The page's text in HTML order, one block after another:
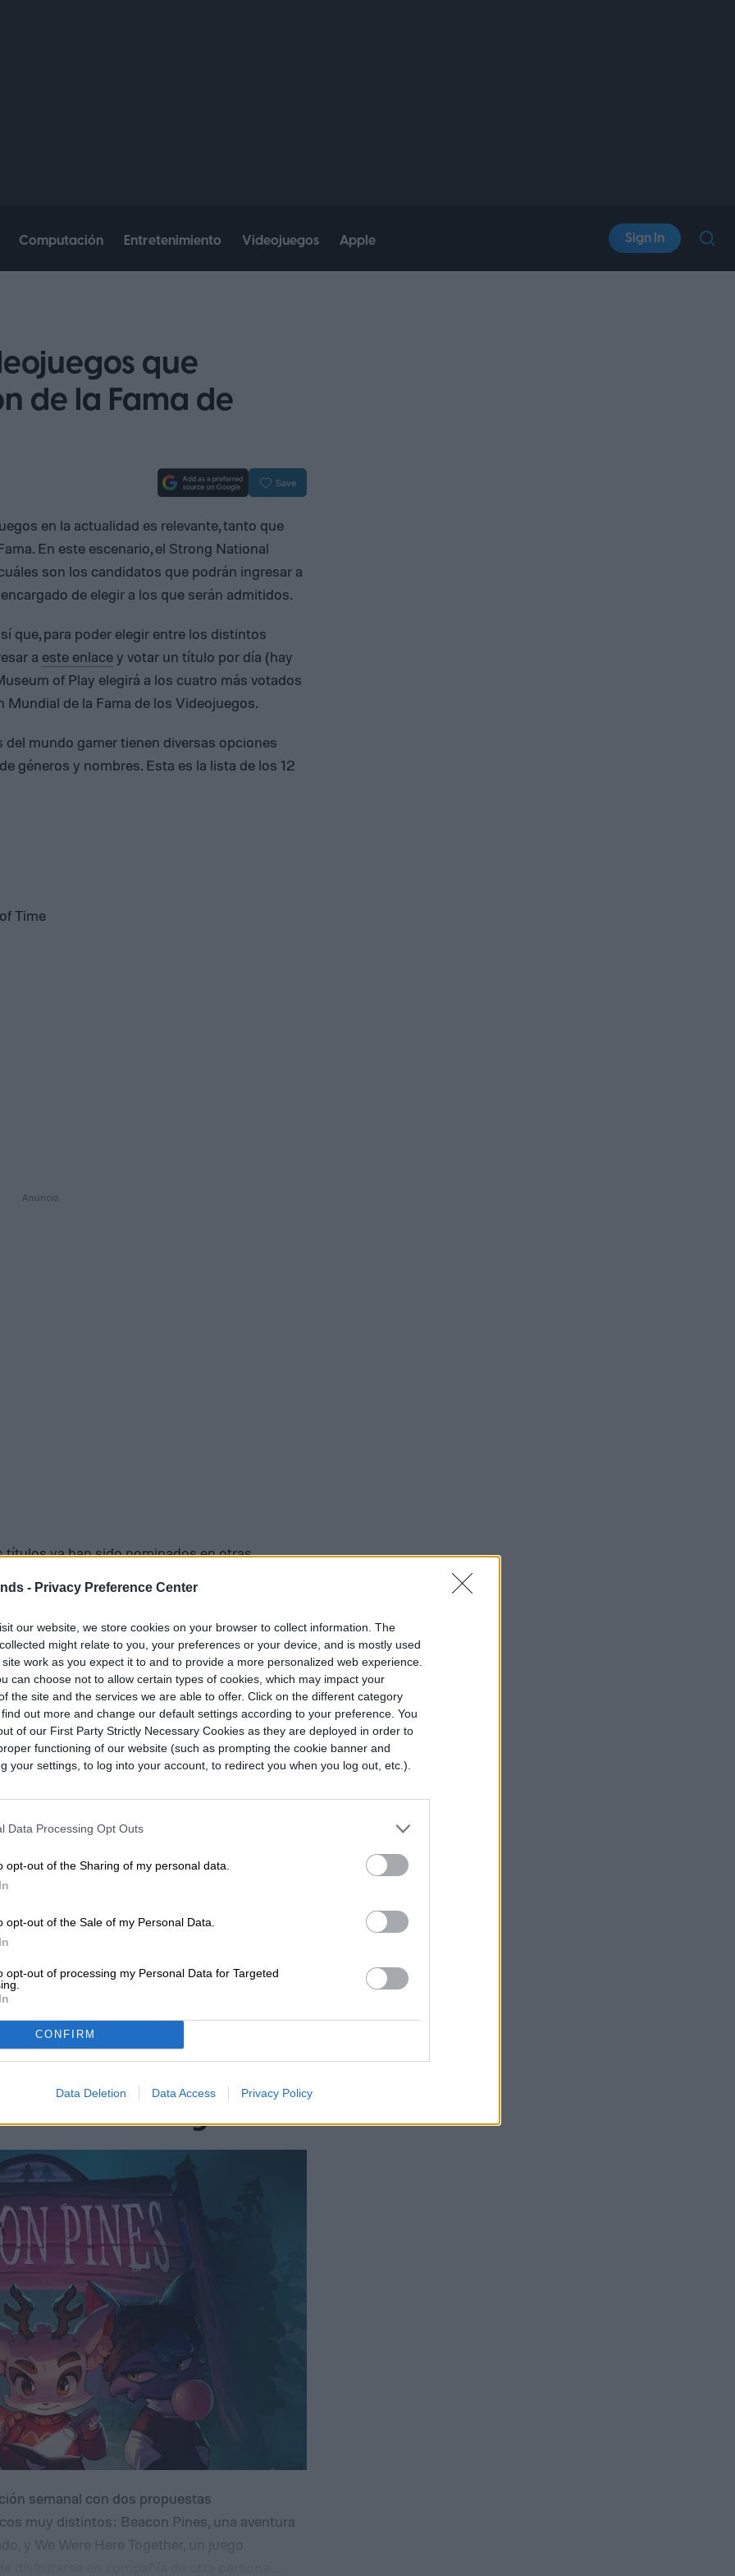
- Privacy Preference Center
our website, we store cookies on your browser to collect information. The
might relate to you, your preferences or your device, and is mostly used
work as you expect it to and to provide a more personalized web experience.
can choose not to allow certain types of cookies, which may impact your
the site and the services we are able to offer. Click on the different category
out more and change our default settings according to your preference. You
of our First Party Strictly Necessary Cookies as they are deployed in order to
functioning of our website (such as prompting the cookie banner and
your settings, to log into your account, to redirect you when you log out, etc.).
Data Processing Opt Outs
opt-out of the Sharing of my personal data.
opt-out of the Sale of my Personal Data.
opt-out of processing my Personal Data for Targeted
CONFIRM
Data Deletion Data Access Privacy Policy
Computación Entretenimiento Videojuegos Apple Sign In
que
de la Fama de
Save
en la actualidad es relevante, tanto que
En este escenario, el Strong National
son los candidatos que podrán ingresar a
de elegir a los que serán admitidos.
que, para poder elegir entre los distintos
a este enlacey votar un título por día (hay
of Play elegirá a los cuatro más votados
Mundial de la Fama de los Videojuegos.
mundo gamer tienen diversas opciones
géneros y nombres. Esta es la lista de los 12
Time
títulos ya han sido nominados en otras
ingresó en la lista en 2019 junto a
, mientras queMs. Pac-Mandestacó en la
participar en esta elección tienen como
cierren las votaciones.
escritor. Desde temprana edad
inquietud hacia la escritura y las…
gratis en la Epic
el 13 de agosto
semanal con dos propuestas
muy distintos: Beacon Pines, una aventura